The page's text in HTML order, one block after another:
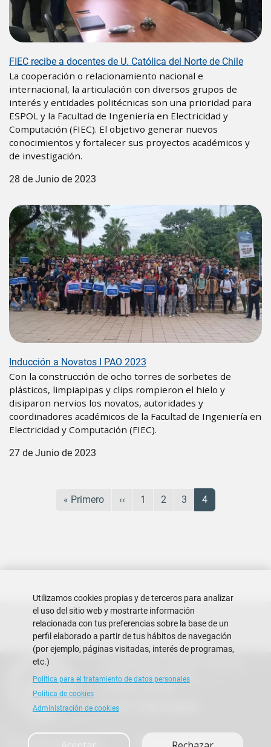
FIEC recibe a docentes de U. Católica del Norte de Chile
La cooperación o relacionamiento nacional e
internacional, la articulación con diversos grupos de
interés y entidades politécnicas son una prioridad para
ESPOL y la Facultad de Ingeniería en Electricidad y
Computación (FIEC). El objetivo generar nuevos
conocimientos y fortalecer sus proyectos académicos y
de investigación.
28 de Junio de 2023
Image
Inducción a Novatos I PAO 2023
Con la construcción de ocho torres de sorbetes de
plásticos, limpiapipas y clips rompieron el hielo y
disiparon nervios los novatos, autoridades y
coordinadores académicos de la Facultad de Ingeniería en
Electricidad y Computación (FIEC).
27 de Junio de 2023
Primera página
« Primero Página anterior
‹‹ Página
1 Página
2 Página
3 Página actual
4
Campus Gustavo Galindo
Guayaquil - Ecuador
Teléfono:
Buzón de sugerencias Repositorio FIEC
Utilizamos cookies propias y de terceros para analizar
el uso del sitio web y mostrarte información
relacionada con tus preferencias sobre la base de un
perfil elaborado a partir de tus hábitos de navegación
(por ejemplo, páginas visitadas, interés de programas,
etc.)
Política para el tratamiento de datos personales
Política de cookies
Administración de cookies